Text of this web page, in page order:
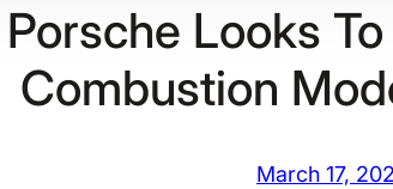
Porsche Looks
Combustion
March 17,